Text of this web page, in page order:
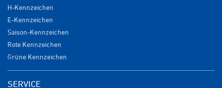
H-Kennzeichen
E-Kennzeichen
Saison-Kennzeichen
Rote Kennzeichen
Grüne Kennzeichen
SERVICE